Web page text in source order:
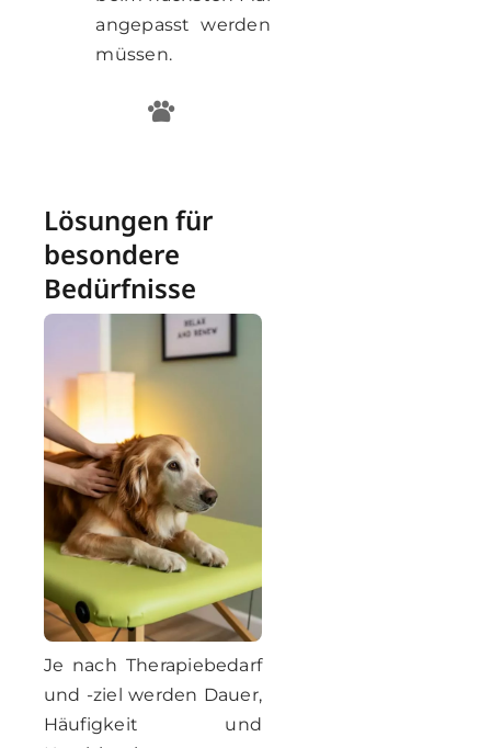
angepasst werden
müssen.
Lösungen für
besondere
Bedürfnisse
Je nach Therapiebedarf
und -ziel werden Dauer,
Häufigkeit und